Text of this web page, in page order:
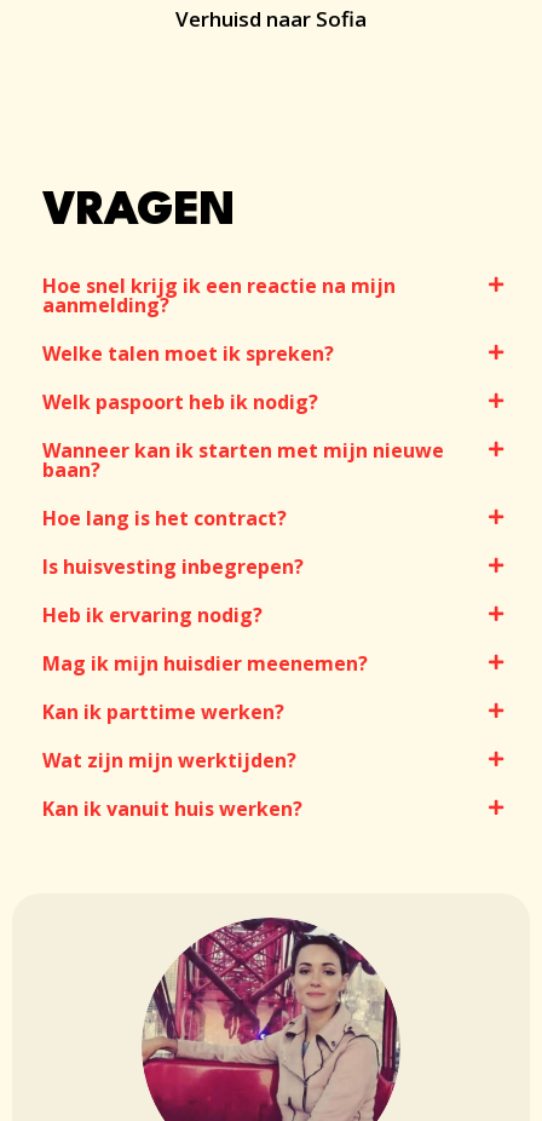
Verhuisd naar Sofia
VRAGEN
Hoe snel krijg ik een reactie na mijn
aanmelding?
Welke talen moet ik spreken?
Welk paspoort heb ik nodig?
Wanneer kan ik starten met mijn nieuwe
baan?
Hoe lang is het contract?
Is huisvesting inbegrepen?
Heb ik ervaring nodig?
Mag ik mijn huisdier meenemen?
Kan ik parttime werken?
Wat zijn mijn werktijden?
Kan ik vanuit huis werken?